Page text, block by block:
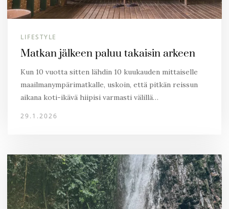
LIFESTYLE
Matkan jälkeen paluu takaisin arkeen
Kun 10 vuotta sitten lähdin 10 kuukauden mittaiselle
maailmanympärimatkalle, uskoin, että pitkän reissun
aikana koti-ikävä hiipisi varmasti välillä…
29.1.2026